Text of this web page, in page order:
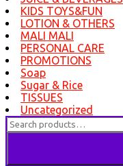
KIDS TOYS&FUN
LOTION & OTHERS
MALI MALI
PERSONAL CARE
PROMOTIONS
Soap
Sugar & Rice
TISSUES
Uncategorized
Search
for: